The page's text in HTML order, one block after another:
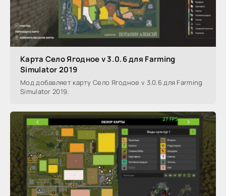
Карта Село Ягодное v 3.0.6 для Farming
Simulator 2019
Мод добавляет карту Село Ягодное v 3.0.6 для Farming
Simulator 2019.